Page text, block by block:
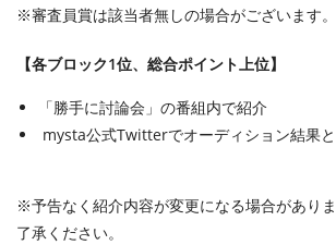
※審査員賞は該当者無しの場合がございます。
【各ブロック1位、総合ポイント上位】
「勝手に討論会」の番組内で紹介
mysta公式Twitterでオーディション結果
※予告なく紹介内容が変更になる場合があり
了承ください。